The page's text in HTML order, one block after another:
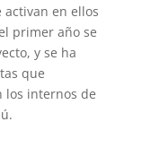
en ellos
primer año se
y se ha
que
los internos de